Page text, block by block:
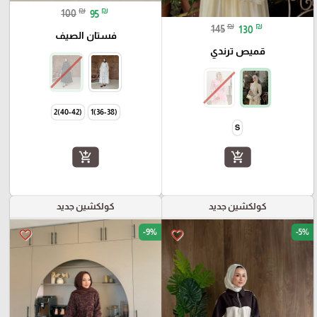
145 ₪ 130 ₪
قميص ترندي
S
add_shopping_cart
100 ₪ 95 ₪
فستان الصيف
(36-38)1
(40-42)2
add_shopping_cart
كولكشين جديد
favorite_border -5%
كولكشين جديد
favorite_border -9%